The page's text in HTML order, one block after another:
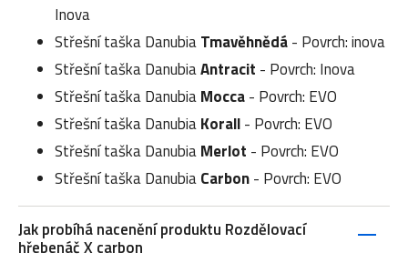
Inova
Střešní taška DanubiaTmavěhnědá- Povrch: inova
Střešní taška DanubiaAntracit - Povrch: Inova
Střešní taška DanubiaMocca- Povrch: EVO
Střešní taška DanubiaKorall- Povrch: EVO
Střešní taška DanubiaMerlot - Povrch: EVO
Střešní taška DanubiaCarbon- Povrch: EVO
Jak probíhá nacenění produktu Rozdělovací
hřebenáč X carbon